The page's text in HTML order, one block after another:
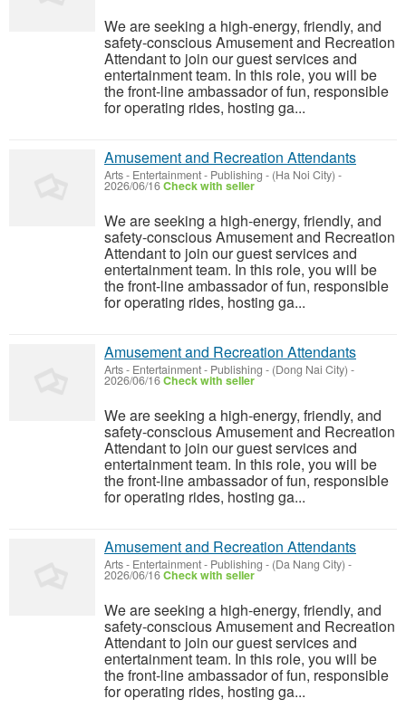
We are seeking a high-energy, friendly, and
safety-conscious Amusement and Recreation
Attendant to join our guest services and
entertainment team. In this role, you will be
the front-line ambassador of fun, responsible
for operating rides, hosting ga...
Amusement and Recreation Attendants
Arts - Entertainment - Publishing - (Ha Noi City) -
2026/06/16Check with seller
We are seeking a high-energy, friendly, and
safety-conscious Amusement and Recreation
Attendant to join our guest services and
entertainment team. In this role, you will be
the front-line ambassador of fun, responsible
for operating rides, hosting ga...
Amusement and Recreation Attendants
Arts - Entertainment - Publishing - (Dong Nai City) -
2026/06/16Check with seller
We are seeking a high-energy, friendly, and
safety-conscious Amusement and Recreation
Attendant to join our guest services and
entertainment team. In this role, you will be
the front-line ambassador of fun, responsible
for operating rides, hosting ga...
Amusement and Recreation Attendants
Arts - Entertainment - Publishing - (Da Nang City) -
2026/06/16Check with seller
We are seeking a high-energy, friendly, and
safety-conscious Amusement and Recreation
Attendant to join our guest services and
entertainment team. In this role, you will be
the front-line ambassador of fun, responsible
for operating rides, hosting ga...